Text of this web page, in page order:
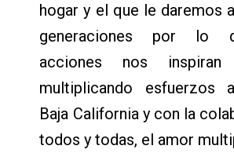
hogar y el que le daremos
generaciones por lo
acciones nos
multiplicando esfuerzos
Baja California y con la
todos y todas, el amor